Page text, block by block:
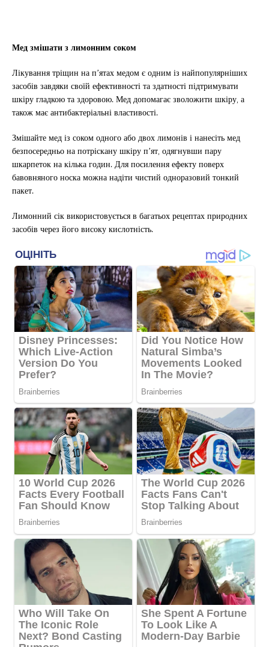
Мед змішати з лимонним соком
Лікування тріщин на п’ятах медом є одним із найпопулярніших
засобів завдяки своїй ефективності та здатності підтримувати
шкіру гладкою та здоровою. Мед допомагає зволожити шкіру, а
також має антибактеріальні властивості.
Змішайте мед із соком одного або двох лимонів і нанесіть мед
безпосередньо на потріскану шкіру п’ят, одягнувши пару
шкарпеток на кілька годин. Для посилення ефекту поверх
бавовняного носка можна надіти чистий одноразовий тонкий
пакет.
Лимонний сік використовується в багатьох рецептах природних
засобів через його високу кислотність.